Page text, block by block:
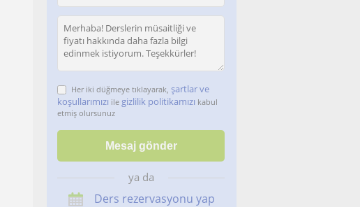
Her iki düğmeye tıklayarak, şartlar ve
koşullarımızı ile gizlilik politikamızı kabul
etmiş olursunuz
ya da
Ders rezervasyonu yap